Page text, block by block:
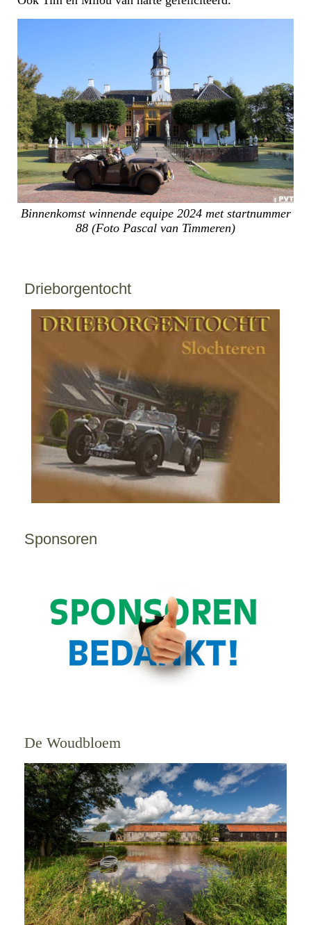
Binnenkomst winnende equipe 2024 met startnummer
88 (Foto Pascal van Timmeren)
Drieborgentocht
Sponsoren
De Woudbloem